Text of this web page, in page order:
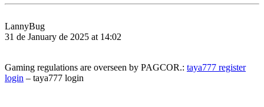
LannyBug
31 de January de 2025 at 14:02
Gaming regulations are overseen by PAGCOR.: taya777 register
login – taya777 login